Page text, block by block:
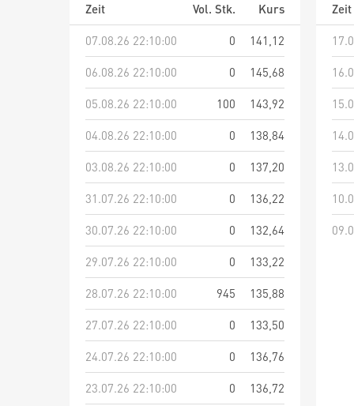
Zeit Vol. Stk.
Kurs
07.08.26 22:10:00
0
141,12
06.08.26 22:10:00
0
145,68
05.08.26 22:10:00
100
143,92
04.08.26 22:10:00
0
138,84
03.08.26 22:10:00
0
137,20
31.07.26 22:10:00
0
136,22
30.07.26 22:10:00
0
132,64
29.07.26 22:10:00
0
133,22
28.07.26 22:10:00
945
135,88
27.07.26 22:10:00
0
133,50
24.07.26 22:10:00
0
136,76
23.07.26 22:10:00
0
136,72
Zeit